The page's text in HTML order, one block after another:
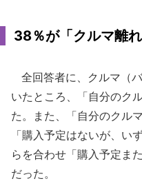
38％が「クルマ離
全回答者に、クルマ（
いたところ、「自分のク
た。また、「自分のクル
「購入予定はないが、い
らを合わせ「購入予定ま
だった。